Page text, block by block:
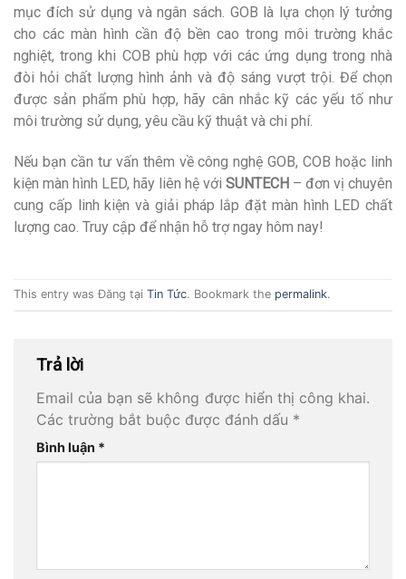
mục đích sử dụng và ngân sách. GOB là lựa chọn lý tưởng
cho các màn hình cần độ bền cao trong môi trường khắc
nghiệt, trong khi COB phù hợp với các ứng dụng trong nhà
đòi hỏi chất lượng hình ảnh và độ sáng vượt trội. Để chọn
được sản phẩm phù hợp, hãy cân nhắc kỹ các yếu tố như
môi trường sử dụng, yêu cầu kỹ thuật và chi phí.
Nếu bạn cần tư vấn thêm về công nghệ GOB, COB hoặc linh
kiện màn hình LED, hãy liên hệ với SUNTECH – đơn vị chuyên
cung cấp linh kiện và giải pháp lắp đặt màn hình LED chất
lượng cao. Truy cập để nhận hỗ trợ ngay hôm nay!
This entry was Đăng tại Tin Tức. Bookmark the permalink.
Trả lời
Email của bạn sẽ không được hiển thị công khai.
Các trường bắt buộc được đánh dấu *
Bình luận *